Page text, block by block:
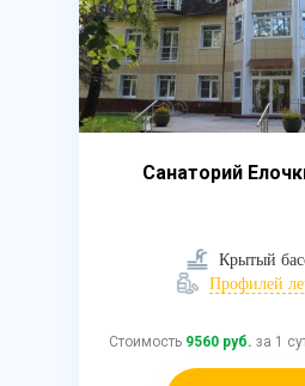
Санаторий
Крытый
Профилей
Стоимость 9560 руб. за 1